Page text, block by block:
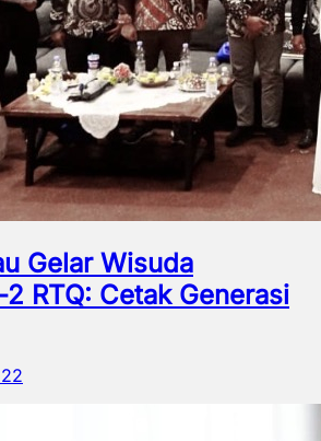
Gelar Wisuda
RTQ: Cetak Generasi